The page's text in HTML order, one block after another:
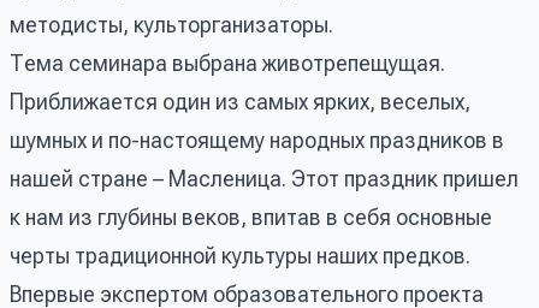
методисты, культорганизаторы.
Тема семинара выбрана животрепещущая.
Приближается один из самых ярких, веселых,
шумных и по-настоящему народных праздников в
нашей стране – Масленица. Этот праздник пришел
к нам из глубины веков, впитав в себя основные
черты традиционной культуры наших предков.
Впервые экспертом образовательного проекта